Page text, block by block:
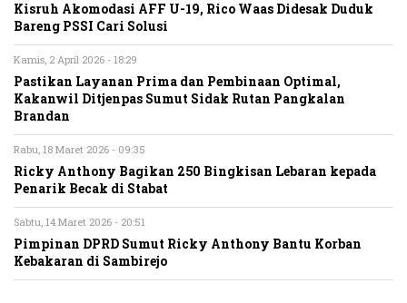
Kisruh Akomodasi AFF U-19, Rico Waas Didesak Duduk
Bareng PSSI Cari Solusi
Kamis, 2 April 2026 - 18:29
Pastikan Layanan Prima dan Pembinaan Optimal,
Kakanwil Ditjenpas Sumut Sidak Rutan Pangkalan
Brandan
Rabu, 18 Maret 2026 - 09:35
Ricky Anthony Bagikan 250 Bingkisan Lebaran kepada
Penarik Becak di Stabat
Sabtu, 14 Maret 2026 - 20:51
Pimpinan DPRD Sumut Ricky Anthony Bantu Korban
Kebakaran di Sambirejo